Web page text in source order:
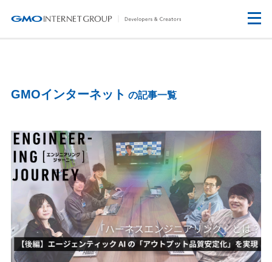
GMOインターネット の記事一覧